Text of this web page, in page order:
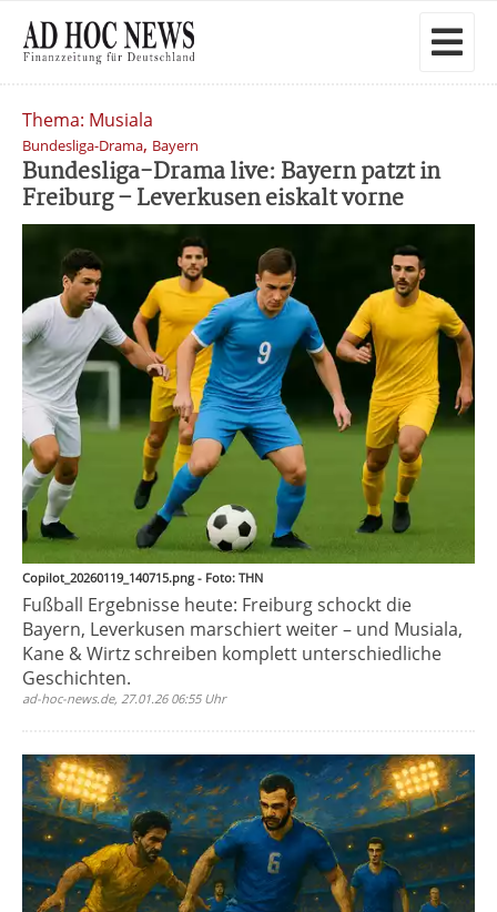
Thema: Musiala
Bundesliga-Drama, Bayern
Bundesliga-Drama live: Bayern patzt in
Freiburg – Leverkusen eiskalt vorne
Copilot_20260119_140715.png - Foto: THN
Fußball Ergebnisse heute: Freiburg schockt die
Bayern, Leverkusen marschiert weiter – und Musiala,
Kane & Wirtz schreiben komplett unterschiedliche
Geschichten.
ad-hoc-news.de, 27.01.26 06:55 Uhr